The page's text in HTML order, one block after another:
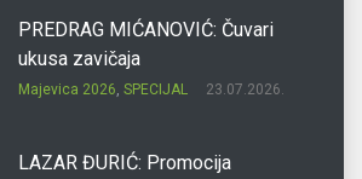
PREDRAG MIĆANOVIĆ: Čuvari
ukusa zavičaja
Majevica 2026, SPECIJAL 23.07.2026.
LAZAR ĐURIĆ: Promocija